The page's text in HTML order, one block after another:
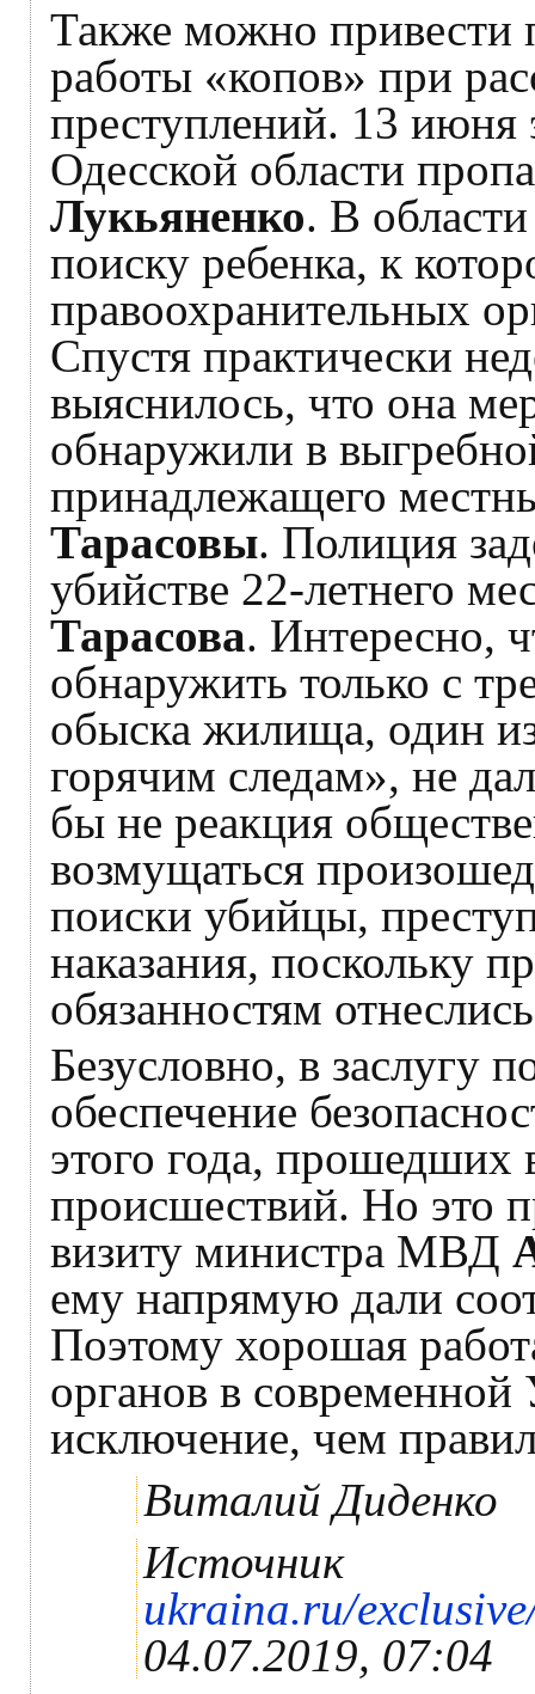
Также можно привести
работы «копов» при
преступлений. 13 июня
Одесской области
Лукьяненко. В
поиску ребенка, к
правоохранительных
Спустя практически
выяснилось, что она
обнаружили в
принадлежащего
Тарасовы. Полиция
убийстве 22-летнего
Тарасова. Интересно,
обнаружить только с
обыска жилища, один
горячим следам», не
бы не реакция
возмущаться
поиски убийцы,
наказания, поскольку
обязанностям
Безусловно, в заслугу
обеспечение
этого года, прошедших
происшествий. Но это
визиту министра МВД
ему напрямую дали
Поэтому хорошая
органов в
исключение, чем
Виталий Диденко
Источник
ukraina.ru/
04.07.2019, 07:04